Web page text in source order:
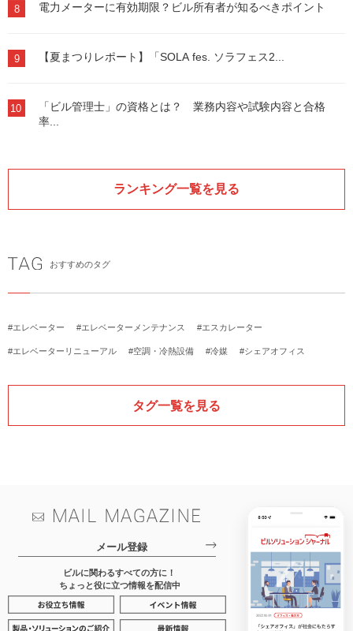
8 電力メーターに有効期限？ビル所有者が知るべきポイント
9 【夏まつりレポート】「SOLA fes. ソラフェス2...
10
「ビル管理士」の資格とは？ 業務内容や試験内容と合格
率...
ランキング一覧を見る
おすすめのタグ
#エレベーター #エレベーターメンテナンス #エスカレーター
#エレベーターリニューアル #空調・冷熱設備 #冷媒 #シェアオフィス
タグ一覧を見る
メール登録
ビルに関わるすべての方に！
ちょっと役に立つ情報を配信中